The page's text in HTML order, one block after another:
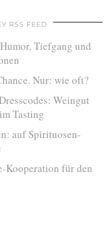
RSS FEED
Tiefgang und
Nur: wie oft?
Weingut
Tasting
auf Spirituosen-
Kooperation für den